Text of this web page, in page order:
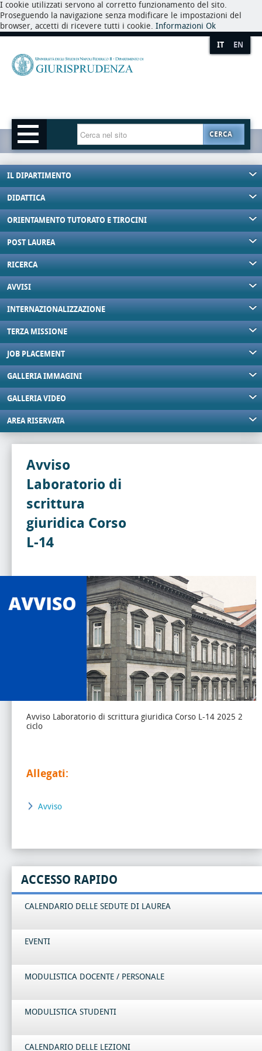
I cookie utilizzati servono al corretto funzionamento del sito.
Proseguendo la navigazione senza modificare le impostazioni del
browser, accetti di ricevere tutti i cookie. Informazioni Ok
IT EN
CERCA
IL DIPARTIMENTO
DIDATTICA
ORIENTAMENTO TUTORATO E TIROCINI
POST LAUREA
RICERCA
AVVISI
INTERNAZIONALIZZAZIONE
TERZA MISSIONE
JOB PLACEMENT
GALLERIA IMMAGINI
GALLERIA VIDEO
AREA RISERVATA
Avviso
Laboratorio di
scrittura
giuridica Corso
L-14
Avviso Laboratorio di scrittura giuridica Corso L-14 2025 2
ciclo
Allegati:
Avviso
ACCESSO RAPIDO
CALENDARIO DELLE SEDUTE DI LAUREA
EVENTI
MODULISTICA DOCENTE / PERSONALE
MODULISTICA STUDENTI
CALENDARIO DELLE LEZIONI